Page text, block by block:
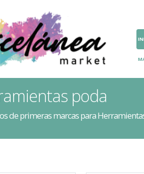
poda
de primeras marcas para